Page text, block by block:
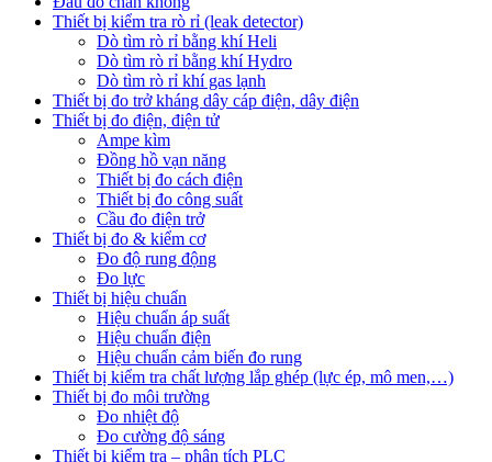
Thiết bị kiểm tra rò rỉ (leak detector)
Dò tìm rò rỉ bằng khí Heli
Dò tìm rò rỉ bằng khí Hydro
Dò tìm rò rỉ khí gas lạnh
Thiết bị đo trở kháng dây cáp điện, dây điện
Thiết bị đo điện, điện tử
Ampe kìm
Đồng hồ vạn năng
Thiết bị đo cách điện
Thiết bị đo công suất
Cầu đo điện trở
Thiết bị đo & kiểm cơ
Đo độ rung động
Đo lực
Thiết bị hiệu chuẩn
Hiệu chuẩn áp suất
Hiệu chuẩn điện
Hiệu chuẩn cảm biến đo rung
Thiết bị kiểm tra chất lượng lắp ghép (lực ép, mô men,…)
Thiết bị đo môi trường
Đo nhiệt độ
Đo cường độ sáng
Thiết bị kiểm tra – phân tích PLC